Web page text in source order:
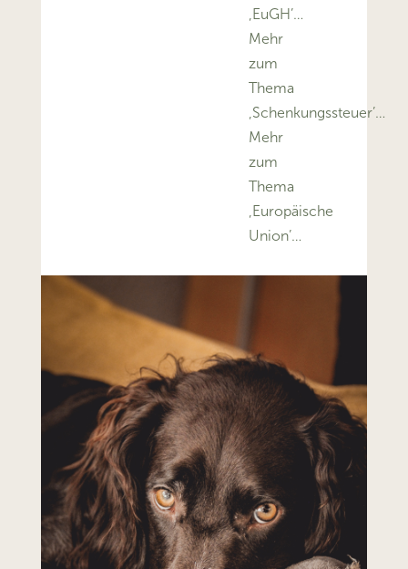
‚EuGH’…
Mehr
zum
Thema
‚Schenkungssteuer’…
Mehr
zum
Thema
‚Europäische
Union’…